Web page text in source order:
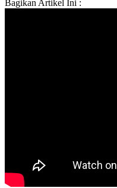
Bagikan Artikel Ini :